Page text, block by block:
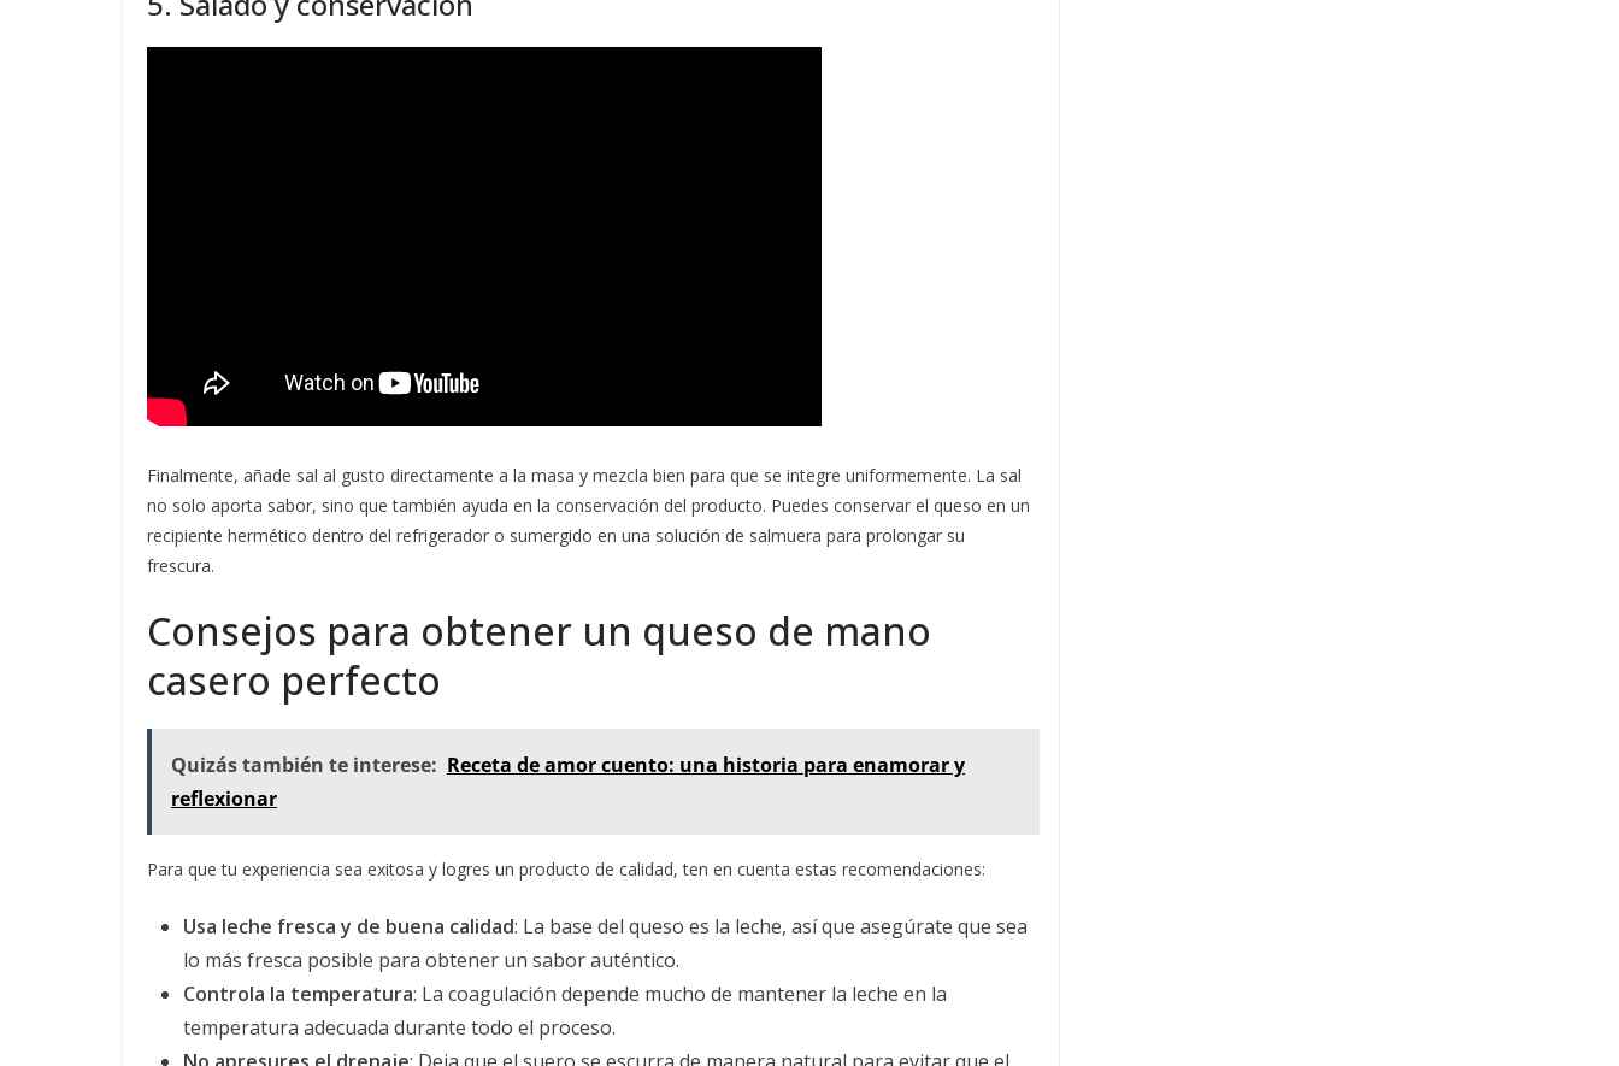
Finalmente, añade sal al gusto directamente a la masa y mezcla bien para que se integre uniformemente. La sal
no solo aporta sabor, sino que también ayuda en la conservación del producto. Puedes conservar el queso en un
recipiente hermético dentro del refrigerador o sumergido en una solución de salmuera para prolongar su
frescura.
Consejos para obtener un queso de mano
casero perfecto
Quizás también te interese: Receta de amor cuento: una historia para enamorar y
reflexionar
Para que tu experiencia sea exitosa y logres un producto de calidad, ten en cuenta estas recomendaciones:
Usa leche fresca y de buena calidad: La base del queso es la leche, así que asegúrate que sea
lo más fresca posible para obtener un sabor auténtico.
Controla la temperatura: La coagulación depende mucho de mantener la leche en la
temperatura adecuada durante todo el proceso.